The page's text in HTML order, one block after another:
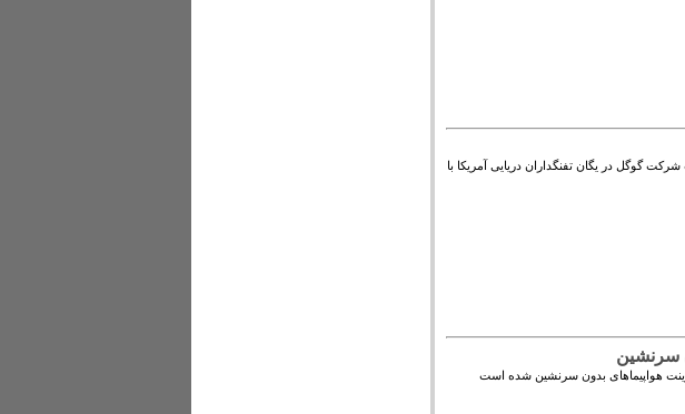
گوگل در یگان تفنگداران دریایی آمریکا با
سرنشین
هواپیماهای بدون سرنشین شده است